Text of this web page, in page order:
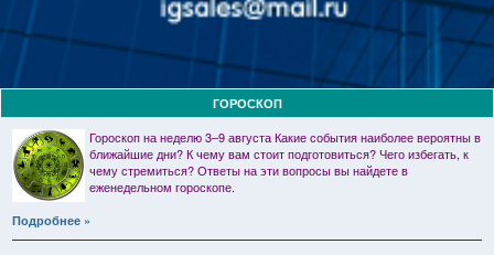
ГОРОСКОП
Гороскоп на неделю 3–9 августа Какие события наиболее вероятны в
ближайшие дни? К чему вам стоит подготовиться? Чего избегать, к
чему стремиться? Ответы на эти вопросы вы найдете в
еженедельном гороскопе.
Подробнее »